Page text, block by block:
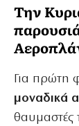
Την
Για πρώτη
μοναδικά
θαυμαστές